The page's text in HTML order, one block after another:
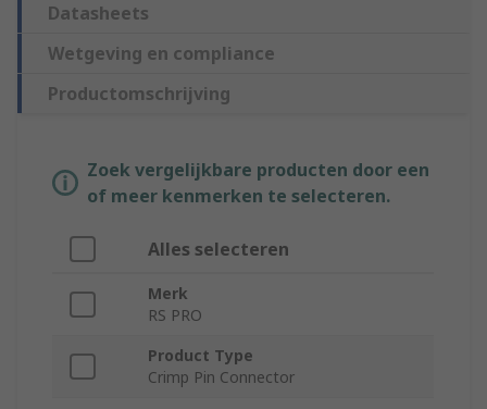
Datasheets
Wetgeving en compliance
Productomschrijving
Zoek vergelijkbare producten door een
of meer kenmerken te selecteren.
Alles selecteren
Merk
RS PRO
Product Type
Crimp Pin Connector